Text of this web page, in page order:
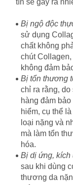
Bị ngộ độc
sử dụng
chất không
chút
không đảm
Bị tổn thương
chỉ ra rằng,
hàng đảm
hiểm, cụ thể
loại nặng và
mà làm tổn
hóa.
Bị dị ứng, kích
sau khi dùng
thương da